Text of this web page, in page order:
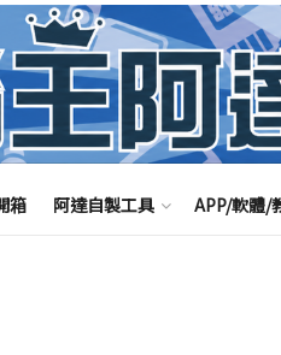
箱 阿達自製工具 APP/軟體/